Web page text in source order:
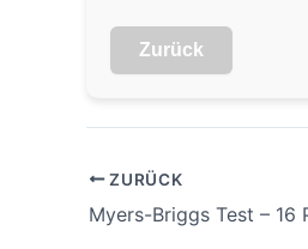
Zurück
ZURÜCK
Myers-Briggs Test – 16